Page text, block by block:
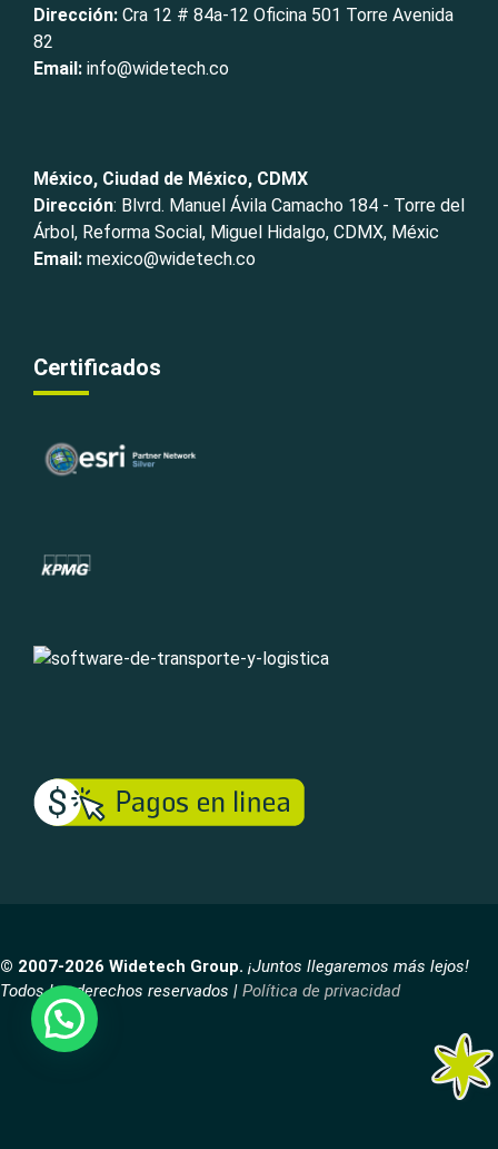
Dirección: Cra 12 # 84a-12 Oficina 501 Torre Avenida
82
Email: info@widetech.co
México, Ciudad de México, CDMX
Dirección: Blvrd. Manuel Ávila Camacho 184 - Torre del
Árbol, Reforma Social, Miguel Hidalgo, CDMX, Méxic
Email: mexico@widetech.co
Certificados
© 2007-2026 Widetech Group. ¡Juntos llegaremos más lejos!
Todos los derechos reservados | Política de privacidad